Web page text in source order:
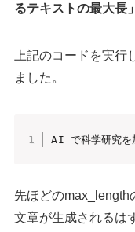
るテキストの最大長
上記のコードを実
ました。
AI で科学研究を
先ほどのmax_length
文章が生成されるは